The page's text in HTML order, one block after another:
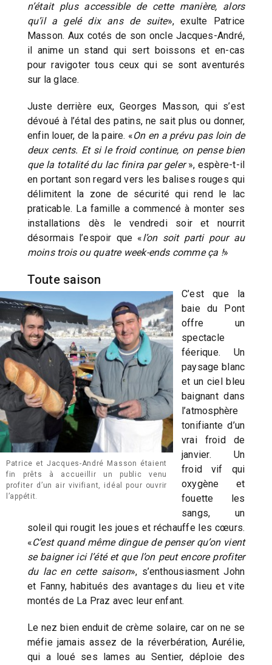
n’était plus accessible de cette manière, alors
qu’il a gelé dix ans de suite», exulte Patrice
Masson. Aux cotés de son oncle Jacques-André,
il anime un stand qui sert boissons et en-cas
pour ravigoter tous ceux qui se sont aventurés
sur la glace.
Juste derrière eux, Georges Masson, qui s’est
dévoué à l’étal des patins, ne sait plus ou donner,
enfin louer, de la paire. «On en a prévu pas loin de
deux cents. Et si le froid continue, on pense bien
que la totalité du lac finira par geler», espère-t-il
en portant son regard vers les balises rouges qui
délimitent la zone de sécurité qui rend le lac
praticable. La famille a commencé à monter ses
installations dès le vendredi soir et nourrit
désormais l’espoir que «l’on soit parti pour au
moins trois ou quatre week-ends comme ça !»
Toute saison
Patrice et Jacques-André Masson étaient
fin prêts à accueillir un public venu
profiter d’un air vivifiant, idéal pour ouvrir
l’appétit.
C’est que la
baie du Pont
offre un
spectacle
féerique. Un
paysage blanc
et un ciel bleu
baignant dans
l’atmosphère
tonifiante d’un
vrai froid de
janvier. Un
froid vif qui
oxygène et
fouette les
sangs, un
soleil qui rougit les joues et réchauffe les cœurs.
«C’est quand même dingue de penser qu’on vient
se baigner ici l’été et que l’on peut encore profiter
du lac en cette saison», s’enthousiasment John
et Fanny, habitués des avantages du lieu et vite
montés de La Praz avec leur enfant.
Le nez bien enduit de crème solaire, car on ne se
méfie jamais assez de la réverbération, Aurélie,
qui a loué ses lames au Sentier, déploie des